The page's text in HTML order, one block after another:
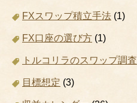
FXスワップ積立手法 (1)
FX口座の選び方 (1)
トルコリラのスワップ調査
目標想定 (3)